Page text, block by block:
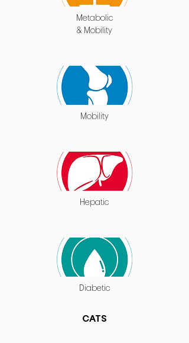
Metabolic
& Mobility
Mobility
Hepatic
Diabetic
CATS